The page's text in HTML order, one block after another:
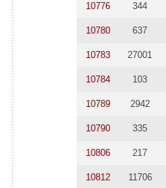
10776 344
10780 637
10783 27001
10784 103
10789 2942
10790 335
10806 217
10812 11706